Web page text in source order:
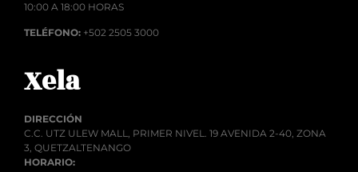
10:00 A 18:00 HORAS
TELÉFONO: +502 2505 3000
Xela
DIRECCIÓN
C.C. UTZ ULEW MALL, PRIMER NIVEL. 19 AVENIDA 2-40, ZONA
3, QUETZALTENANGO
HORARIO: